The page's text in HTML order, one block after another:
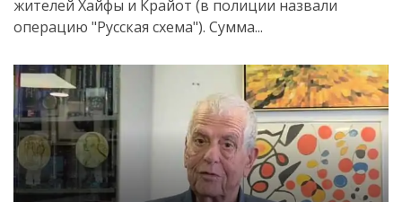
жителей Хайфы и Крайот (в полиции назвали
операцию "Русская схема"). Сумма...